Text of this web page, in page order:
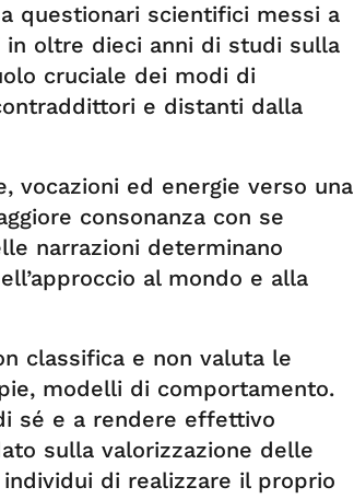
questionari scientifici messi a
oltre dieci anni di studi sulla
cruciale dei modi di
e distanti dalla
vocazioni ed energie verso una
consonanza con se
narrazioni determinano
al mondo e alla
classifica e non valuta le
modelli di comportamento.
sé e a rendere effettivo
sulla valorizzazione delle
di realizzare il proprio